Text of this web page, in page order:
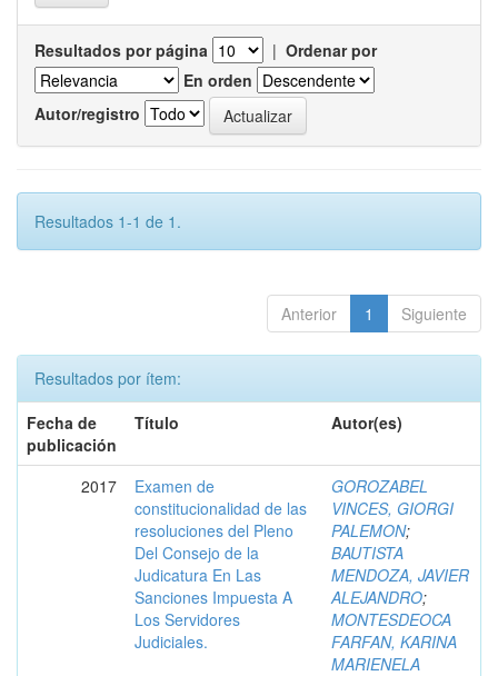
Resultados por página | Ordenar por
En orden
Autor/registro
Resultados 1-1 de 1.
Anterior 1 Siguiente
Resultados por ítem:
Fecha de
publicación
Título Autor(es)
2017
Examen de
constitucionalidad de las
resoluciones del Pleno
Del Consejo de la
Judicatura En Las
Sanciones Impuesta A
Los Servidores
Judiciales.
GOROZABEL
VINCES, GIORGI
PALEMON;
BAUTISTA
MENDOZA, JAVIER
ALEJANDRO;
MONTESDEOCA
FARFAN, KARINA
MARIENELA